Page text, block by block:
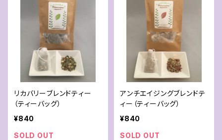
リカバリーブレンドティー
（ティーバッグ）
¥840
SOLD OUT
アンチエイジングブレンドテ
ィー（ティーバッグ）
¥840
SOLD OUT